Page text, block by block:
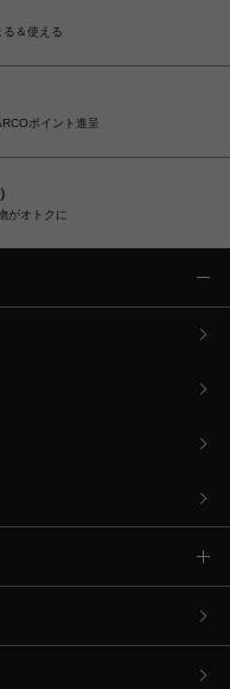
＆使える
ポイント進呈
がオトクに